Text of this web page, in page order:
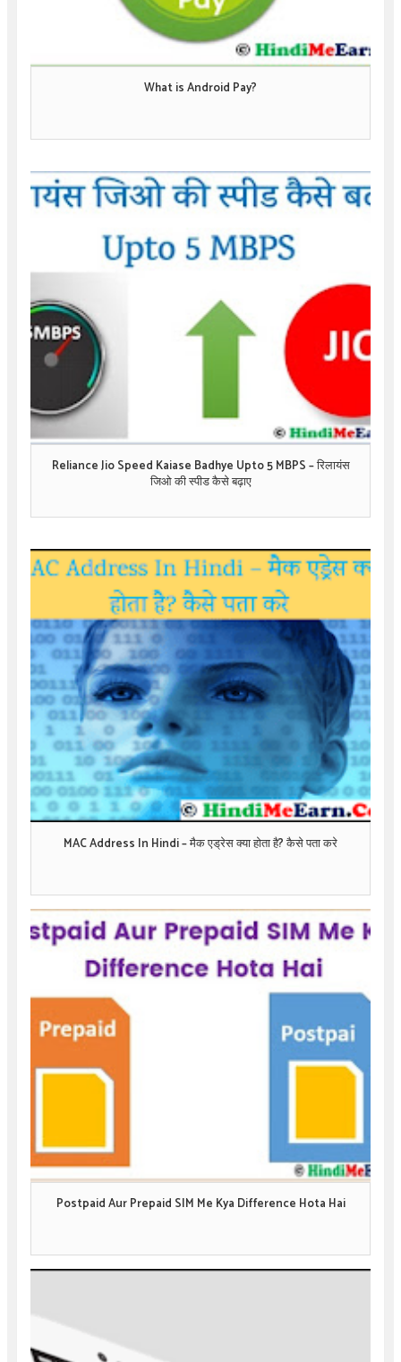
What is Android Pay?
Reliance Jio Speed Kaiase Badhye Upto 5 MBPS – रिलायंस
जिओ की स्पीड कैसे बढ़ाए
MAC Address In Hindi – मैक एड्रेस क्या होता है? कैसे पता करे
Postpaid Aur Prepaid SIM Me Kya Difference Hota Hai